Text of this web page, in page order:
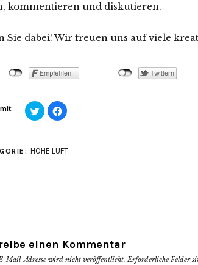
kommentieren und diskutieren.
Sie dabei! Wir freuen uns auf viele
Klick,
um
über
(Wird
Klick,
um
(Wird
HOHE LUFT
einen Kommentar
Mail-Adresse wird nicht veröffentlicht. Erforderliche Felder